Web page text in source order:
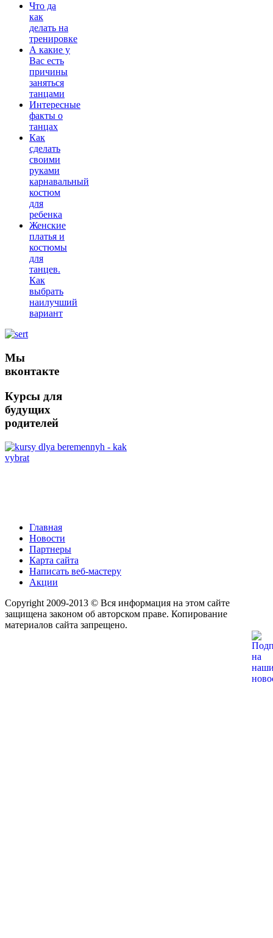
Что да
как
делать на
тренировке
А какие у
Вас есть
причины
заняться
танцами
Интересные
факты о
танцах
Как
сделать
своими
руками
карнавальный
костюм
для
ребенка
Женские
платья и
костюмы
для
танцев.
Как
выбрать
наилучший
вариант
Мы
вконтакте
Курсы для
будущих
родителей
Главная
Новости
Партнеры
Карта сайта
Написать веб-мастеру
Акции
Copyright 2009-2013 © Вся информация на этом сайте
защищена законом об авторском праве. Копирование
материалов сайта запрещено.